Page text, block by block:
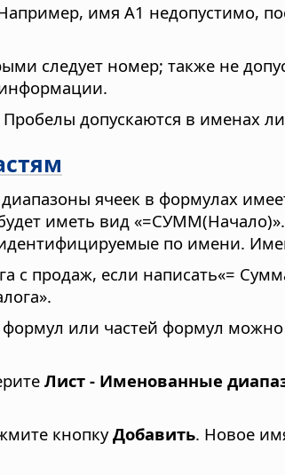
имя A1 недопустимо,
следует номер; также не
допускаются в именах
ячеек в формулах
иметь вид
по имени.
продаж, если написать«=
или частей формул
Лист - Именованные
кнопкуДобавить. Новое